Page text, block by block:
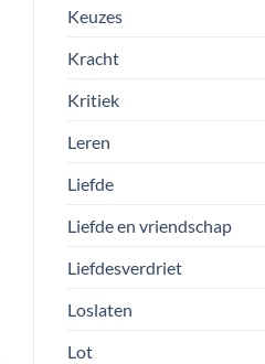
Keuzes
Kracht
Kritiek
Leren
Liefde
Liefde en vriendschap
Liefdesverdriet
Loslaten
Lot